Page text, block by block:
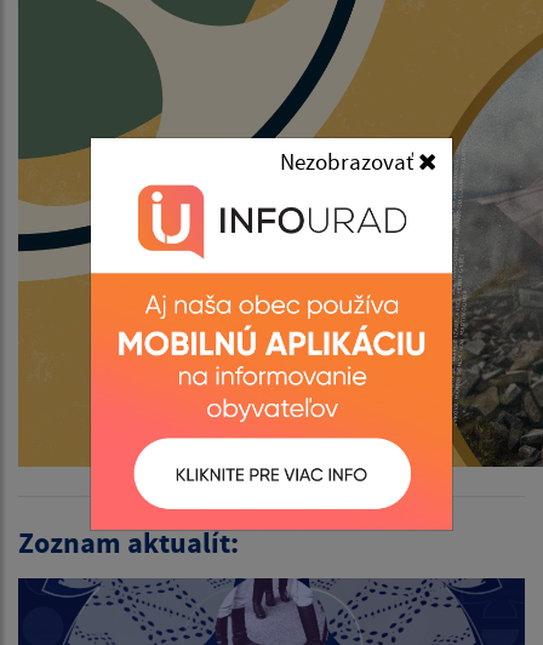
Nezobrazovať
Zoznam aktualít: